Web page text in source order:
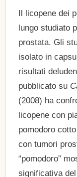
Il licopene dei
lungo studiato
prostata. Gli
isolato in
risultati
pubblicato su
(2008) ha
licopene con
pomodoro
con tumori
“pomodoro”
significativa